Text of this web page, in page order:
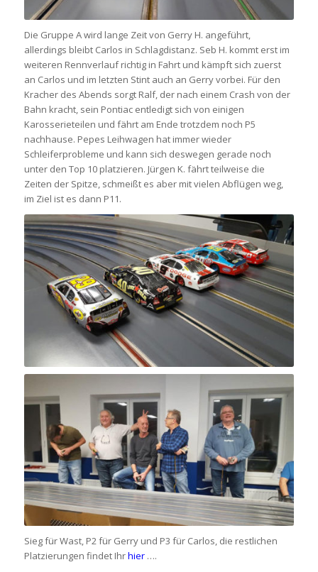
Die Gruppe A wird lange Zeit von Gerry H. angeführt,
allerdings bleibt Carlos in Schlagdistanz. Seb H. kommt erst im
weiteren Rennverlauf richtig in Fahrt und kämpft sich zuerst
an Carlos und im letzten Stint auch an Gerry vorbei. Für den
Kracher des Abends sorgt Ralf, der nach einem Crash von der
Bahn kracht, sein Pontiac entledigt sich von einigen
Karosserieteilen und fährt am Ende trotzdem noch P5
nachhause. Pepes Leihwagen hat immer wieder
Schleiferprobleme und kann sich deswegen gerade noch
unter den Top 10 platzieren. Jürgen K. fährt teilweise die
Zeiten der Spitze, schmeißt es aber mit vielen Abflügen weg,
im Ziel ist es dann P11.
Sieg für Wast, P2 für Gerry und P3 für Carlos, die restlichen
Platzierungen findet Ihrhier….